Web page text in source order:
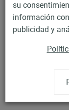
su
información
publicidad y
Productos
Abrazaderas de